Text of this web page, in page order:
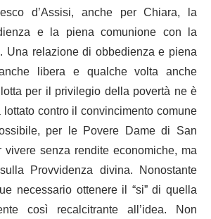
d’Assisi, anche per Chiara, la
e la piena comunione con la
Una relazione di obbedienza e piena
libera e qualche volta anche
per il privilegio della povertà ne è
contro il convincimento comune
per le Povere Dame di San
senza rendite economiche, ma
Provvidenza divina. Nonostante
necessario ottenere il “si” di quella
così recalcitrante all’idea. Non